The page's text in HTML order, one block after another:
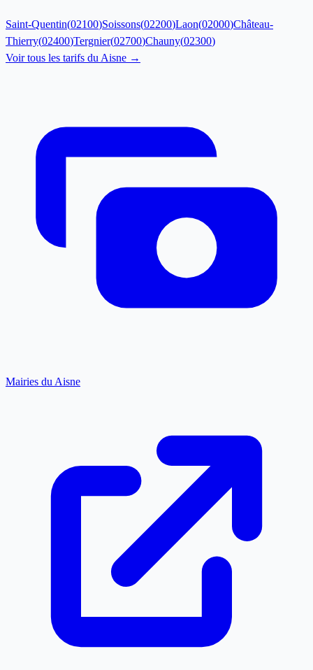
Saint-Quentin(02100)Soissons(02200)Laon(02000)Château-
Thierry(02400)Tergnier(02700)Chauny(02300)
Voir tous les tarifs duAisne →
Mairies du Aisne